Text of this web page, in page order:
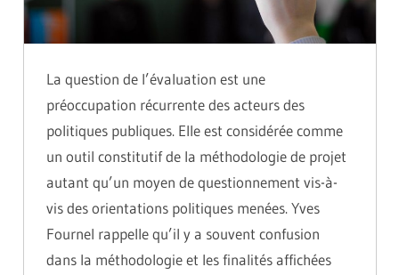
La question de l’évaluation est une
préoccupation récurrente des acteurs des
politiques publiques. Elle est considérée comme
un outil constitutif de la méthodologie de projet
autant qu’un moyen de questionnement vis-à-
vis des orientations politiques menées. Yves
Fournel rappelle qu’il y a souvent confusion
dans la méthodologie et les finalités affichées